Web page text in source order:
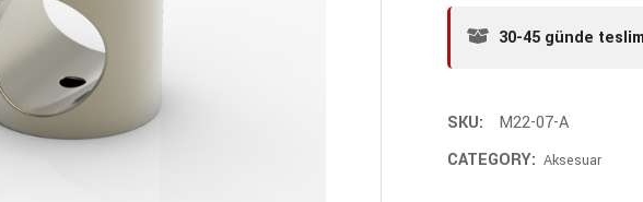
30-45 günde
SKU:
M22-07-A
CATEGORY: Aksesuar